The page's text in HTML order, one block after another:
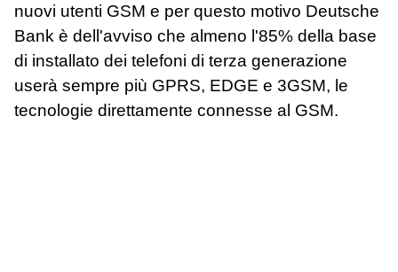
nuovi utenti GSM e per questo motivo Deutsche
Bank è dell'avviso che almeno l'85% della base
di installato dei telefoni di terza generazione
userà sempre più GPRS, EDGE e 3GSM, le
tecnologie direttamente connesse al GSM.